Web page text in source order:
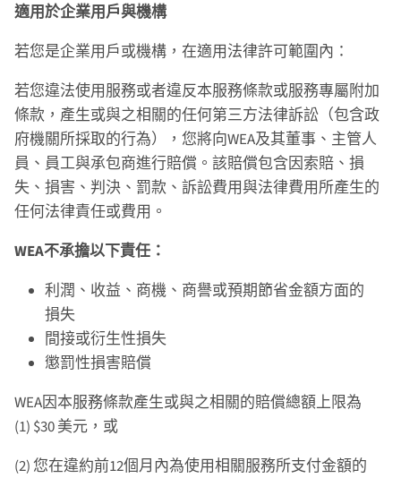
適用於企業用戶與機構
若您是企業用戶或機構，在適用法律許可範圍內：
若您違法使用服務或者違反本服務條款或服務專屬附加
條款，產生或與之相關的任何第三方法律訴訟（包含政
府機關所採取的行為），您將向WEA及其董事、主管人
員、員工與承包商進行賠償。該賠償包含因索賠、損
失、損害、判決、罰款、訴訟費用與法律費用所產生的
任何法律責任或費用。
WEA不承擔以下責任：
利潤、收益、商機、商譽或預期節省金額方面的
損失
間接或衍生性損失
懲罰性損害賠償
WEA因本服務條款產生或與之相關的賠償總額上限為
(1) $30 美元，或
(2) 您在違約前12個月內為使用相關服務所支付金額的